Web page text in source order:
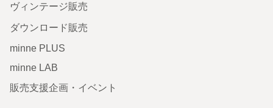
ヴィンテージ販売
ダウンロード販売
minne PLUS
minne LAB
販売支援企画・イベント